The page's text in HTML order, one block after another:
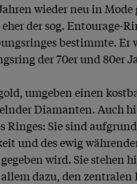
wieder neu in Mode
der sog. Entourage-
bestimmte. Er
der 70er und 80er
umgeben einen
Diamanten. Auch
Ringes: Sie sind
und des ewig
wird. Sie stehen
dazu, den zentralen